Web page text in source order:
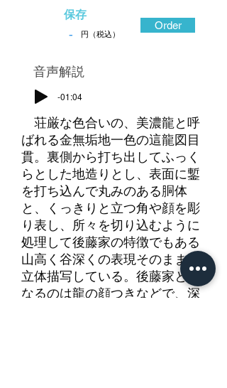
保存
- 円（税込）
Order
​音声解説
-01:04
荘厳な色合いの、美濃龍と呼
ばれる金無垢地一色の這龍図目
貫。裏側から打ち出してふっく
らとした地造りとし、表面に鏨
を打ち込んで丸みのある胴体
と、くっきりと立つ角や顔を彫
り表し、所々を切り込むように
処理して後藤家の特徴でもある
山高く谷深くの表現そのままに
立体描写している。後藤家と異
なるのは龍の顔つきなどで、深